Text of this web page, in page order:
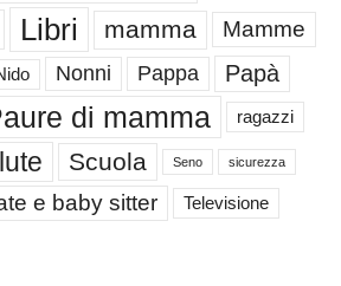
Libri mamma Mamme
Nonni Pappa Papà
di mamma ragazzi
Scuola Seno sicurezza
e baby sitter Televisione